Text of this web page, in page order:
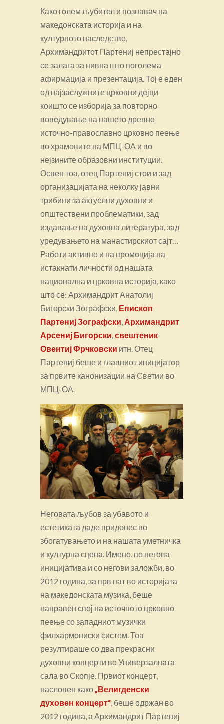
Како голем љубител и познавач на
македонската историја и на
културното наследство,
Архимандритот Партениј непрестајно
се залага за нивна што поголема
афирмација и презентација. Тој е еден
од најзаслужните црковни дејци
коишто се изборија за повторно
воведување на нашето древно
источно-православно црковно пеење
во храмовите на МПЦ-ОА и во
нејзините образовни институции.
Освен тоа, отец Партениј стои и зад
организацијата на неколку јавни
трибини за актуелни духовни и
општествени проблематики, зад
издавање на духовна литература, зад
уредувањето на манастирскиот сајт…
Работи активно и на промоција на
истакнати личности од нашата
национална и црковна историја, како
што се: Архимандрит Анатолиј
Бигорски Зографски, Епископ
Партениј Зографски Архимандрит
Арсениј Бигорски свештеник
Овентиј Фрчковски итн. Отец
Партениј беше и главниот иницијатор
за првите канонизации на Светии во
МПЦ-ОА.
Неговата љубов за убавото и
естетиката даде придонес во
збогатувањето и на нашата уметничка
и културна сцена. Имено, по негова
иницијатива и со негови заложби, во
2012 година, за прв пат во историјата
на македонската музика, беше
направен спој на источното црковно
пеење со западниот музички
филхармониски систем. Тоа
резултираше со два прекрасни
духовни концерти во Универзалната
сала во Скопје. Првиот концерт,
насловен како„Велигденски
духовен концерт“, беше одржан во
2012 година, а Архимандрит Партениј